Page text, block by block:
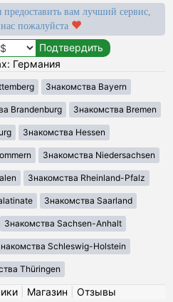
вам лучший сервис,
пожалуйста
Германия
Знакомства Bayern
Brandenburg Знакомства Bremen
Знакомства Hessen
Знакомства Niedersachsen
Знакомства Rheinland-Pfalz
Знакомства Saarland
Знакомства Sachsen-Anhalt
Schleswig-Holstein
Thüringen
| Магазин
Отзывы